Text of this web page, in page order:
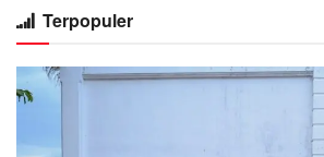
Terpopuler